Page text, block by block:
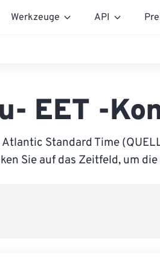
Werkzeuge API
EET -
Standard Time
Sie auf das Zeitfeld, um